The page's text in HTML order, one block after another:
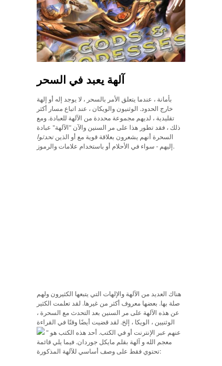
آلهة يعبد في السحر
بأمانة ، عندما يتعلق الأمر بالسحر ، لا يوجد إله أو إلهة
خارج الحدود. الوثنيون والويكان ، عند اتباع مسار أكثر
تقليدية ، لديهم مجموعة محددة من الآلهة للعبادة. ومع
ذلك ، فقد تطور هذا على مر السنين والآن "الآلهة" عبادة
السحرة أنهم يشعرون بعلاقة قوية مع أو الذينتحدثوا
إليهم - سواء في الأحلام أو باستخدام علامات والرموز.
هناك العديد من الآلهة والإلهات التي يتبعها الكثيرون ولهم
صلة بها. بعضها معروف أكثر من غيرها. لقد تعلمت الكثير
عن هذه الآلهة على مر السنين بعد التحدث مع السحرة ،
الوثنيين ، الويكا ، إلخ. لقد قضيت أيضًا وقتًا في القراءة
عنهم عبر الإنترنت أو في الكتب. أحد هذه الكتب هو "
معجم الله و آلهة بقلم مايكل جوردان. فيما يلي قائمة
تحتوي فقط على وصف أساسي للآلهة المذكورة: